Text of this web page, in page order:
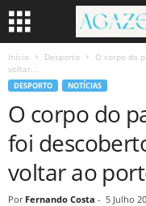
Início Desporto
O corpo do
voltar...
DESPORTO NOTÍCIAS
O corpo do
foi
voltar ao
Por Fernando Costa - 5 Julho